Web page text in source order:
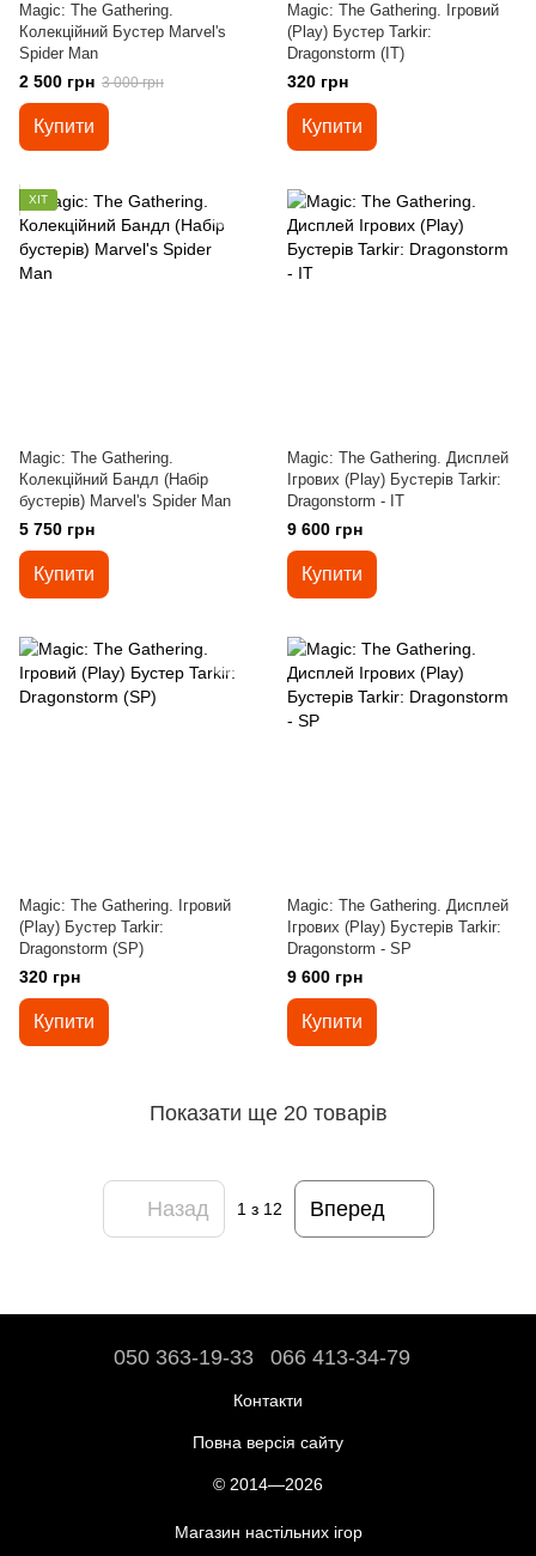
Magic: The Gathering.
Колекційний Бустер Marvel's
Spider Man
2 500 грн 3 000 грн
Купити
Magic: The Gathering. Ігровий
(Play) Бустер Tarkir:
Dragonstorm (IT)
320 грн
Купити
ХІТ
Magic: The Gathering.
Колекційний Бандл (Набір
бустерів) Marvel's Spider Man
5 750 грн
Купити
Magic: The Gathering. Дисплей
Ігрових (Play) Бустерів Tarkir:
Dragonstorm - IT
9 600 грн
Купити
Magic: The Gathering. Ігровий
(Play) Бустер Tarkir:
Dragonstorm (SP)
320 грн
Купити
Magic: The Gathering. Дисплей
Ігрових (Play) Бустерів Tarkir:
Dragonstorm - SP
9 600 грн
Купити
Показати ще 20 товарів
Назад 1 з 12 Вперед
050 363-19-33 066 413-34-79
Контакти
Повна версія сайту
© 2014—2026
Магазин настільних ігор